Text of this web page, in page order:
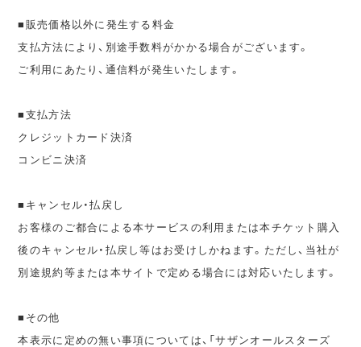
■販売価格以外に発生する料金
支払方法により、別途手数料がかかる場合がございます。
ご利用にあたり、通信料が発生いたします。
■支払方法
クレジットカード決済
コンビニ決済
■キャンセル・払戻し
お客様のご都合による本サービスの利用または本チケット購入
後のキャンセル・払戻し等はお受けしかねます。ただし、当社が
別途規約等または本サイトで定める場合には対応いたします。
■その他
本表示に定めの無い事項については、「サザンオールスターズ